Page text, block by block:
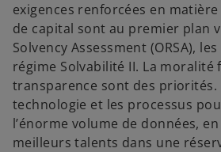
exigences renforcées en
de capital sont au premier plan
Solvency Assessment (ORSA),
régime Solvabilité II. La moralité
transparence sont des priorités.
technologie et les processus
l’énorme volume de données,
meilleurs talents dans une